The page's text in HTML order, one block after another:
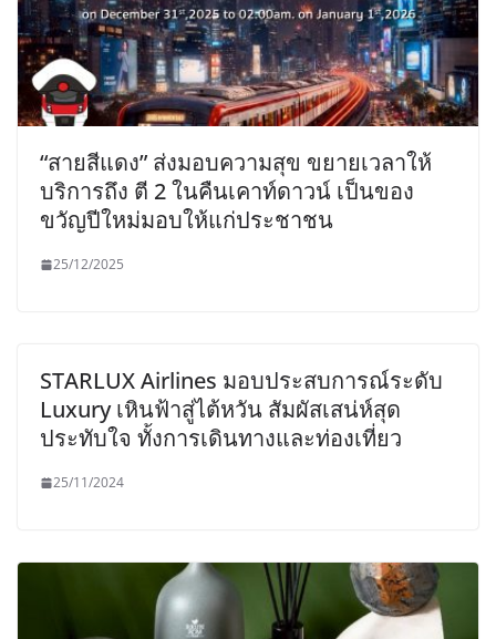
“สายสีแดง” ส่งมอบความสุข ขยายเวลาให้
บริการถึง ตี 2 ในคืนเคาท์ดาวน์ เป็นของ
ขวัญปีใหม่มอบให้แก่ประชาชน
25/12/2025
STARLUX Airlines มอบประสบการณ์ระดับ
Luxury เหินฟ้าสู่ไต้หวัน สัมผัสเสน่ห์สุด
ประทับใจ ทั้งการเดินทางและท่องเที่ยว
25/11/2024